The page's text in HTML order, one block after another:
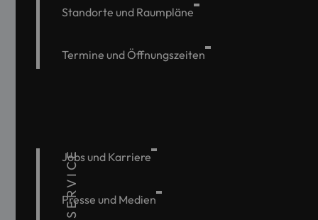
Standorte und Raumpläne
Termine und Öffnungszeiten
SERVICE
Jobs und Karriere
Presse und Medien